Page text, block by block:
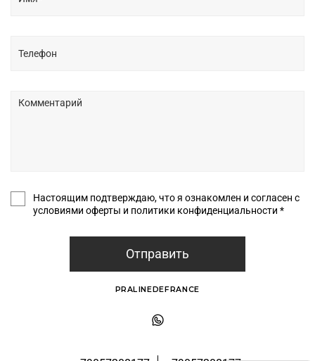
Настоящим подтверждаю, что я ознакомлен и согласен с
условиями оферты и политики конфиденциальности *
Отправить
PRALINEDEFRANCE